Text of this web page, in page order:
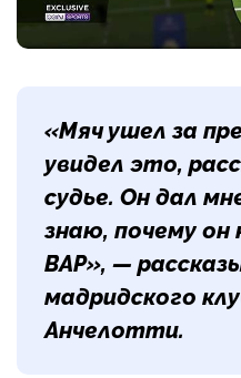
«Мяч ушел за
увидел это,
судье. Он дал
знаю, почему он
ВАР», —
мадридского
Анчелотти.